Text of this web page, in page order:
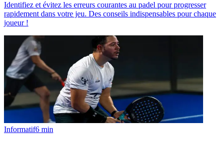
Identifiez et évitez les erreurs courantes au padel pour progresser
rapidement dans votre jeu. Des conseils indispensables pour chaque
joueur !
Informatif6 min